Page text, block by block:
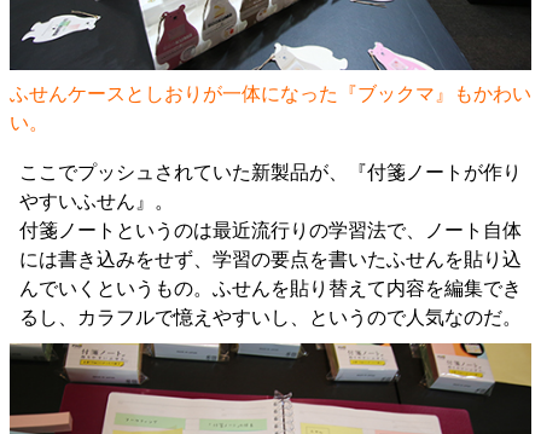
ふせんケースとしおりが一体になった『ブックマ』もかわい
い。
ここでプッシュされていた新製品が、『付箋ノートが作り
やすいふせん』。
付箋ノートというのは最近流行りの学習法で、ノート自体
には書き込みをせず、学習の要点を書いたふせんを貼り込
んでいくというもの。ふせんを貼り替えて内容を編集でき
るし、カラフルで憶えやすいし、というので人気なのだ。